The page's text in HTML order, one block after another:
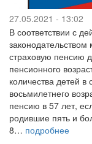
27.05.2021 - 13:02
В соответствии с
страховую пенсию
пенсионного
количества детей
восьмилетнего
пенсию в 57 лет,
родившие пять и
8… подробнее